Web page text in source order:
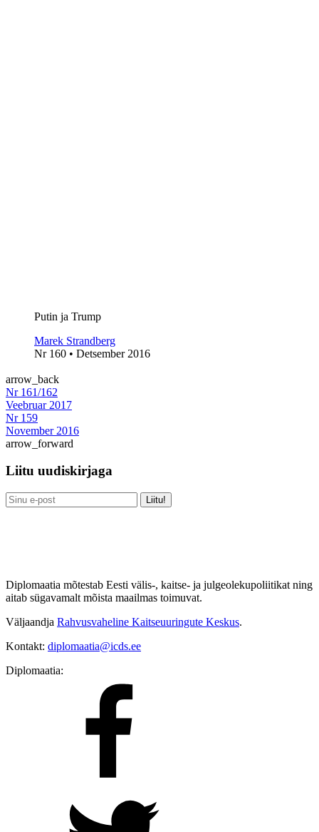
Putin ja Trump
Marek Strandberg
Nr 160 • Detsember 2016
arrow_back
Nr 161/162
Veebruar 2017
Nr 159
November 2016
arrow_forward
Liitu uudiskirjaga
Diplomaatia mõtestab Eesti välis-, kaitse- ja julgeolekupoliitikat ning
aitab sügavamalt mõista maailmas toimuvat.
Väljaandja Rahvusvaheline Kaitseuuringute Keskus.
Kontakt: diplomaatia@icds.ee
Diplomaatia: